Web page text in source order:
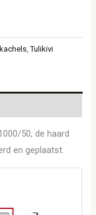
,Tulikivi
50, de haard
en geplaatst.